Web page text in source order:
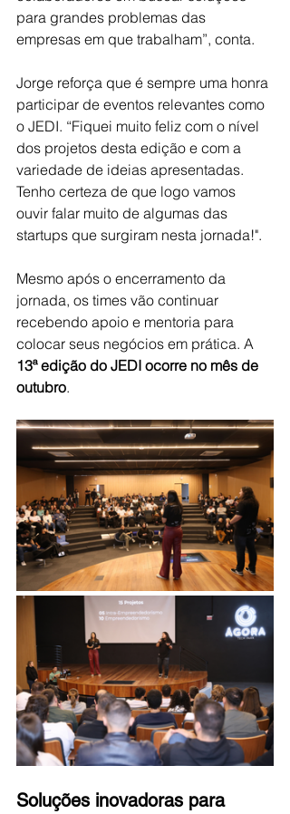
para grandes problemas das
empresas em que trabalham”, conta.
Jorge reforça que é sempre uma honra
participar de eventos relevantes como
o JEDI. “Fiquei muito feliz com o nível
dos projetos desta edição e com a
variedade de ideias apresentadas.
Tenho certeza de que logo vamos
ouvir falar muito de algumas das
startups que surgiram nesta jornada!".
Mesmo após o encerramento da
jornada, os times vão continuar
recebendo apoio e mentoria para
colocar seus negócios em prática. A
13ª edição do JEDI ocorre no mês de
outubro.
Soluções inovadoras para